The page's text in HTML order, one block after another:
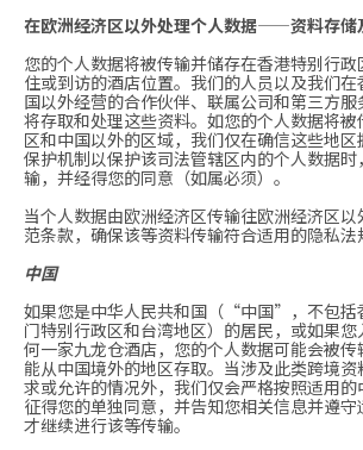
在欧洲经济区以外处理个人数据——资料存储
您的个人数据将被传输并储存在香港特别行
住或到访的酒店位置。我们的人员以及我们
国以外经营的合作伙伴、联属公司和第三方
将存取和处理这些资料。如您的个人数据将
区和中国以外的区域，我们仅在确信这些地
保护机制以保护该司法管辖区内的个人数据
输，并经得您的同意（如属必须）。
当个人数据由欧洲经济区传输往欧洲经济区
范条款，确保该等资料传输符合适用的隐私法
中国
如果您是中华人民共和国（“中国”，不包括
门特别行政区和台湾地区）的居民，或如果
何一家九龙仓酒店，您的个人数据可能会被
能从中国境外的地区存取。当涉及此类跨境
求或允许的情况外，我们仅会严格按照适用
征得您的单独同意，并告知您相关信息并遵守
才继续进行该等传输。